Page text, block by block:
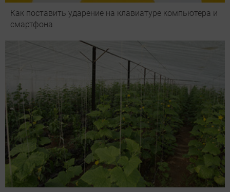
Как поставить ударение на клавиатуре компьютера и
смартфона